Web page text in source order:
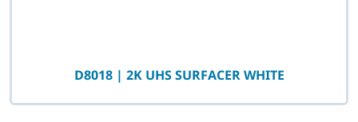
D8018 | 2K UHS SURFACER WHITE